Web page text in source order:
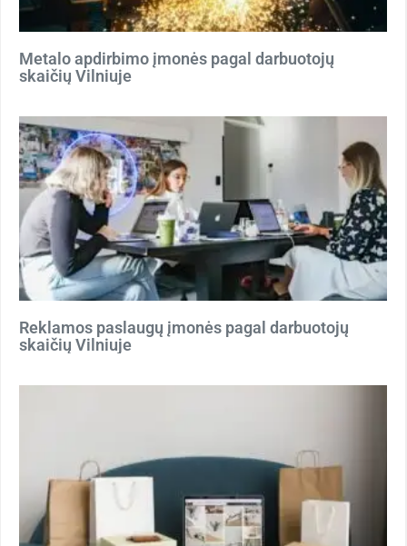
Metalo apdirbimo įmonės pagal darbuotojų
skaičių Vilniuje
Reklamos paslaugų įmonės pagal darbuotojų
skaičių Vilniuje